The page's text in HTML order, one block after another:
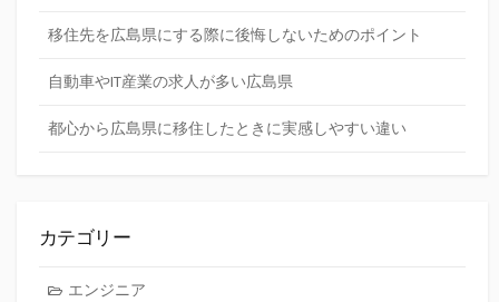
移住先を広島県にする際に後悔しないためのポイント
自動車やIT産業の求人が多い広島県
都心から広島県に移住したときに実感しやすい違い
カテゴリー
エンジニア